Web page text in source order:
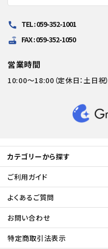
call TEL : 059-352-1001
router FAX : 059-352-1050
営業時間
10:00～18:00（定休日：土日祝）
カテゴリーから探す
ご利用ガイド
よくあるご質問
お問い合わせ
特定商取引法表示